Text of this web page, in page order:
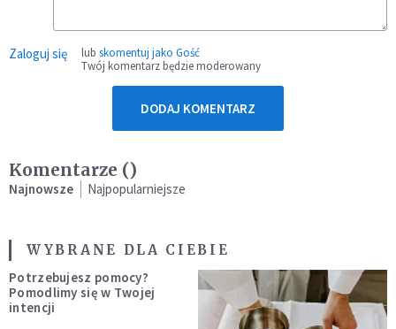
Zaloguj się lub skomentuj jako Gość
Twój komentarz będzie moderowany
DODAJ KOMENTARZ
Komentarze ()
Najnowsze Najpopularniejsze
WYBRANE DLA CIEBIE
Potrzebujesz pomocy?
Pomodlimy się w Twojej
intencji